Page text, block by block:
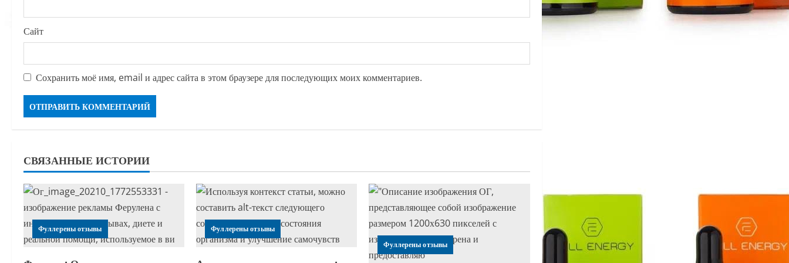
Сайт
Сохранить моё имя, email и адрес сайта в этом браузере для последующих моих комментариев.
СВЯЗАННЫЕ ИСТОРИИ
Фуллерены отзывы Фуллерены отзывы
Фуллерены отзывы